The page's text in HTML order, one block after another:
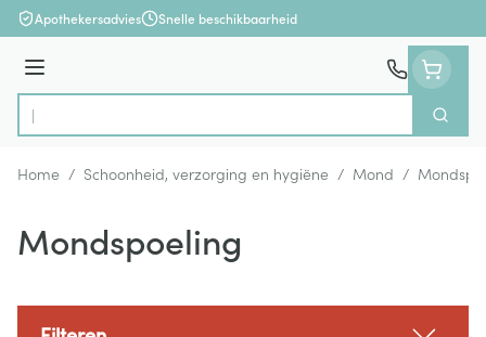
Ga naar de inhoud
Apothekersadvies Snelle beschikbaarheid
Menu
Product, merk, categorie...
Zoek
Home / Schoonheid, verzorging en hygiëne / Mond /
Mondspoeling